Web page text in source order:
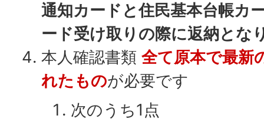
通知カードと住民基本台帳カ
ード受け取りの際に返納とな
本人確認書類 全て原本で最新
れたものが必要です
次のうち1点